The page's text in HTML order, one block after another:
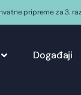
pripreme za 3.
Događaji